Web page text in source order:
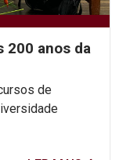
200 anos da
de